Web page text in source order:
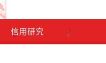
信用研究 |